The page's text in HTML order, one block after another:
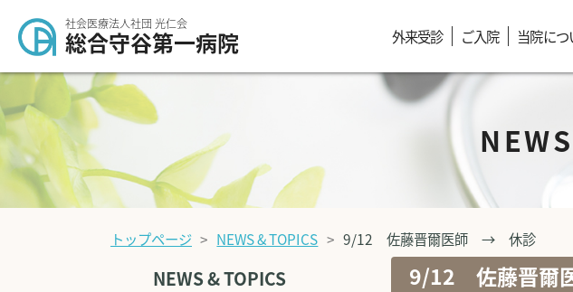
社会医療法人社団 光仁会
総合守谷第一病院 外来受診 ご入院 当院につ
トップページ NEWS & TOPICS 9/12 佐藤晋爾医師 → 休診
9/12 佐藤晋
NEWS & TOPICS